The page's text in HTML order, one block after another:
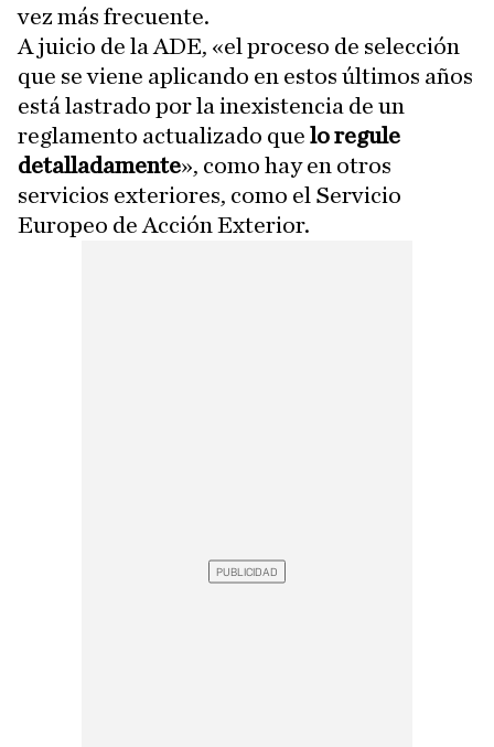
vez más frecuente.
A juicio de la ADE, «el proceso de selección
que se viene aplicando en estos últimos años
está lastrado por la inexistencia de un
reglamento actualizado que lo regule
detalladamente», como hay en otros
servicios exteriores, como el Servicio
Europeo de Acción Exterior.